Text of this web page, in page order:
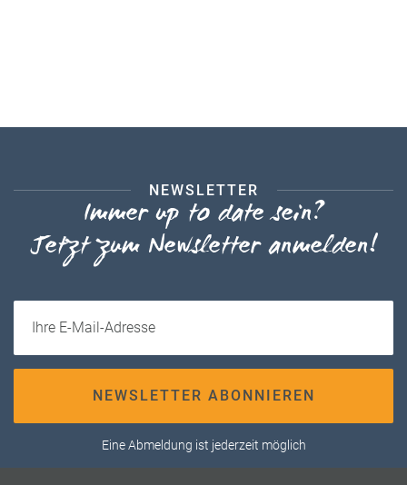
NEWSLETTER
Immer up to date sein?
Jetzt zum Newsletter anmelden!
NEWSLETTER ABONNIEREN
Eine Abmeldung ist jederzeit möglich